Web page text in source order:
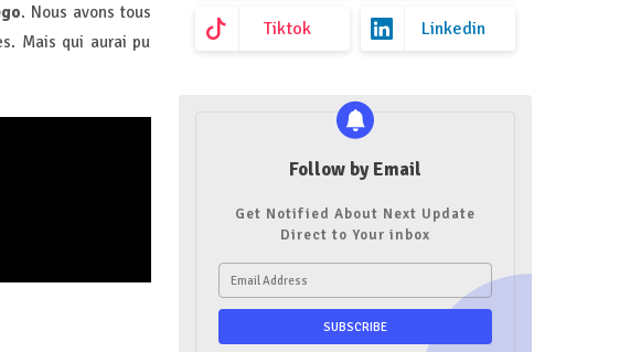
. Nous avons tous
Mais qui aurai pu
Tiktok Linkedin
Follow by Email
Get Notified About Next Update
Direct to Your inbox